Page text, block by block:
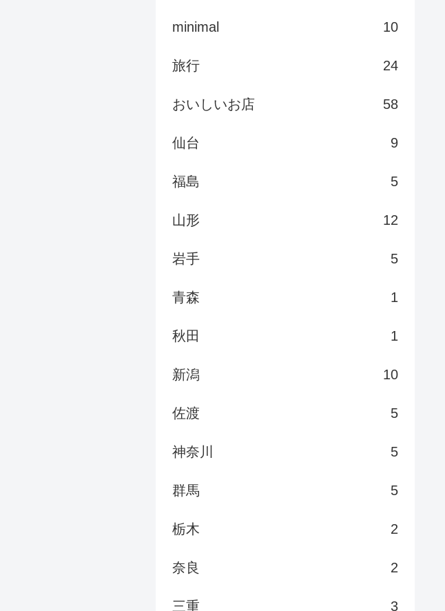
minimal 10
旅行 24
おいしいお店 58
仙台 9
福島 5
山形 12
岩手 5
青森 1
秋田 1
新潟 10
佐渡 5
神奈川 5
群馬 5
栃木 2
奈良 2
三重 3